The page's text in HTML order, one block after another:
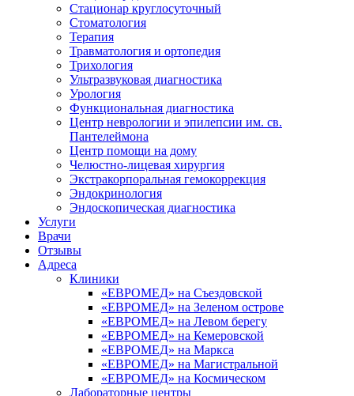
Стационар круглосуточный
Стоматология
Терапия
Травматология и ортопедия
Трихология
Ультразвуковая диагностика
Урология
Функциональная диагностика
Центр неврологии и эпилепсии им. св.
Пантелеймона
Центр помощи на дому
Челюстно-лицевая хирургия
Экстракорпоральная гемокоррекция
Эндокринология
Эндоскопическая диагностика
Услуги
Врачи
Отзывы
Адреса
Клиники
«ЕВРОМЕД» на Съездовской
«ЕВРОМЕД» на Зеленом острове
«ЕВРОМЕД» на Левом берегу
«ЕВРОМЕД» на Кемеровской
«ЕВРОМЕД» на Маркса
«ЕВРОМЕД» на Магистральной
«ЕВРОМЕД» на Космическом
Лабораторные центры